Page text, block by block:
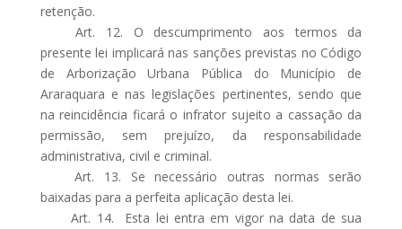
retenção.
Art. 12. O descumprimento aos termos da
presente lei implicará nas sanções previstas no Código
de Arborização Urbana Pública do Município de
Araraquara e nas legislações pertinentes, sendo que
na reincidência ficará o infrator sujeito a cassação da
permissão, sem prejuízo, da responsabilidade
administrativa, civil e criminal.
Art. 13. Se necessário outras normas serão
baixadas para a perfeita aplicação desta lei.
Art. 14. Esta lei entra em vigor na data de sua